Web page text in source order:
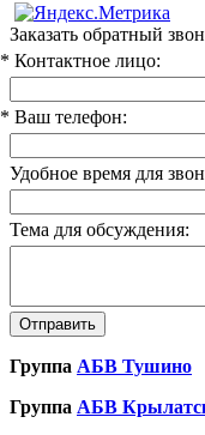
Заказать обратный
* Контактное лицо:
* Ваш телефон:
Удобное время для
Тема для обсуждения:
Группа АБВ Тушино
Группа АБВ